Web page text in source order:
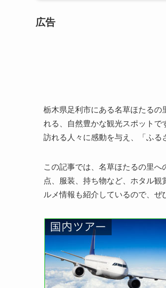
広告
栃木県足利市にある名草ほたるの
れる、自然豊かな観光スポットで
訪れる人々に感動を与え、「ふる
この記事では、名草ほたるの里
点、服装、持ち物など、ホタル
ルメ情報も紹介しているので、ぜ